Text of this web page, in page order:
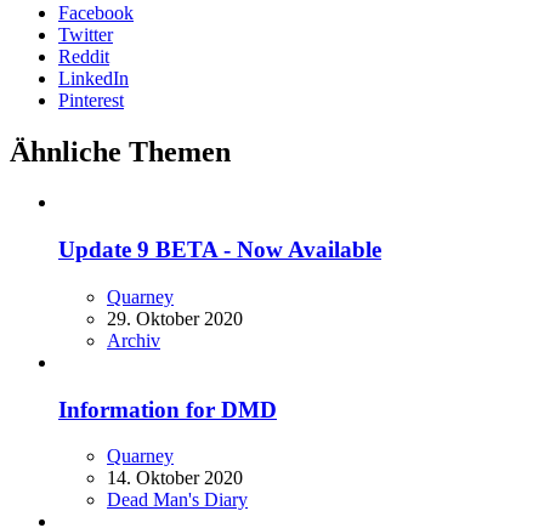
Facebook
Twitter
Reddit
LinkedIn
Pinterest
Ähnliche Themen
Update 9 BETA - Now Available
Quarney
29. Oktober 2020
Archiv
Information for DMD
Quarney
14. Oktober 2020
Dead Man's Diary